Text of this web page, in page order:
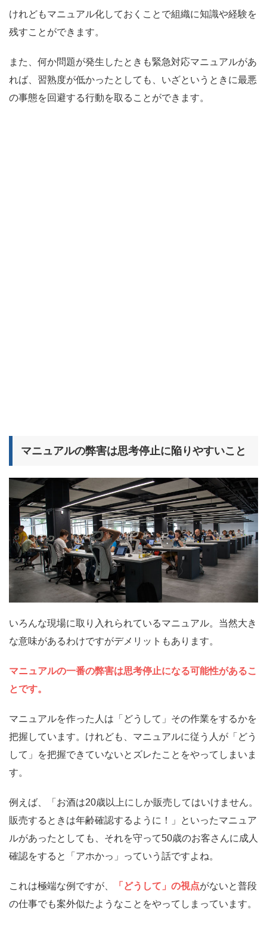
けれどもマニュアル化しておくことで組織に知識や経験を
残すことができます。
また、何か問題が発生したときも緊急対応マニュアルがあ
れば、習熟度が低かったとしても、いざというときに最悪
の事態を回避する行動を取ることができます。
マニュアルの弊害は思考停止に陥りやすいこと
いろんな現場に取り入れられているマニュアル。当然大き
な意味があるわけですがデメリットもあります。
マニュアルの一番の弊害は思考停止になる可能性があるこ
とです。
マニュアルを作った人は「どうして」その作業をするかを
把握しています。けれども、マニュアルに従う人が「どう
して」を把握できていないとズレたことをやってしまいま
す。
例えば、「お酒は20歳以上にしか販売してはいけません。
販売するときは年齢確認するように！」といったマニュア
ルがあったとしても、それを守って50歳のお客さんに成人
確認をすると「アホかっ」っていう話ですよね。
これは極端な例ですが、 「どうして」の視点がないと普段
の仕事でも案外似たようなことをやってしまっています。